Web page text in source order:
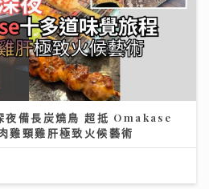
夜備長炭燒鳥 超抵 Omakase
雞頸雞肝極致火候藝術